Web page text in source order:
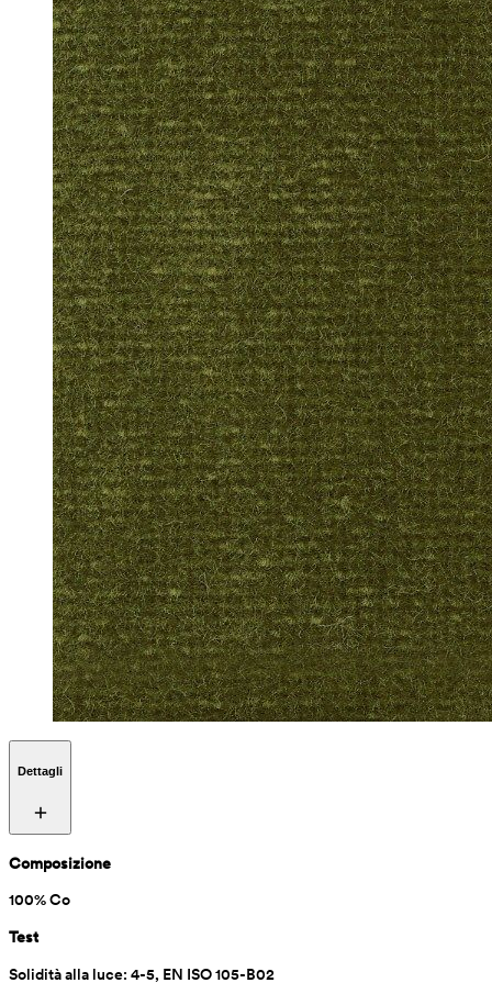
Dettagli
Composizione
100% Co
Test
Solidità alla luce: 4-5, EN ISO 105-B02